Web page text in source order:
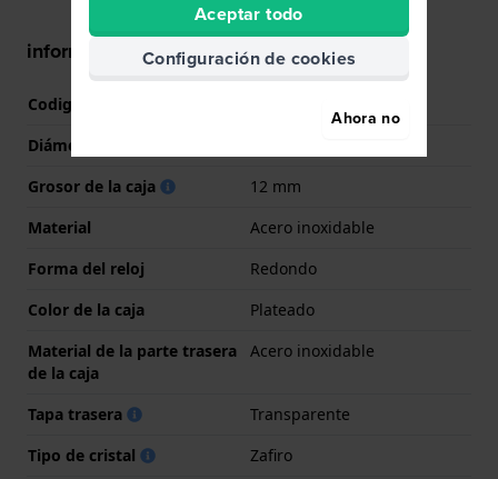
información de la caja
Codigo de caja
Diámetro
Grosor de la caja
12 mm
Material
Acero inoxidable
Forma del reloj
Redondo
Color de la caja
Plateado
Material de la parte trasera
de la caja
Acero inoxidable
Tapa trasera
Transparente
Tipo de cristal
Zafiro
Aceptar todo
Configuración de cookies
Ahora no